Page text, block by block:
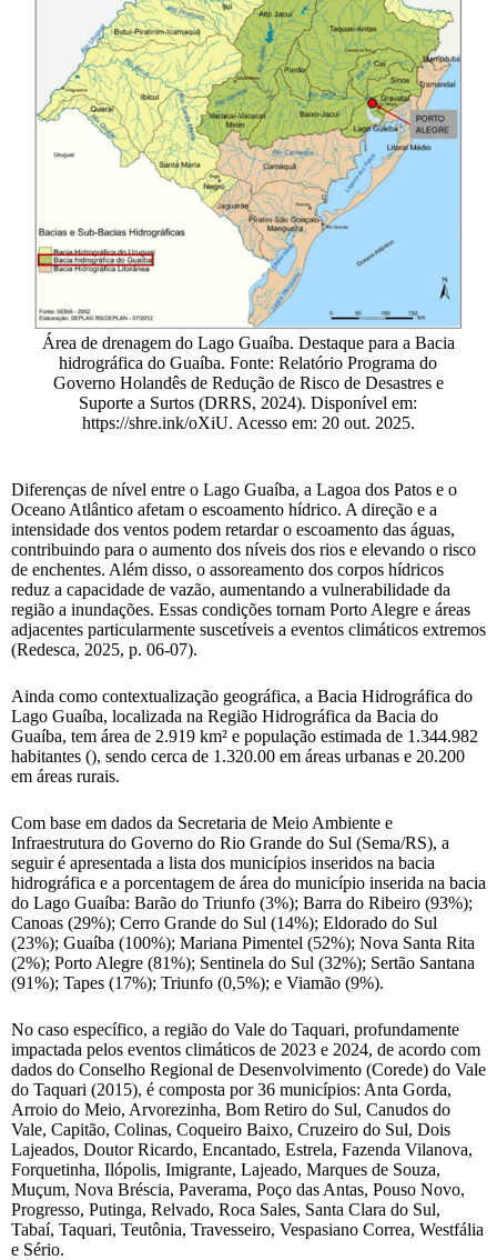
Área de drenagem do Lago Guaíba. Destaque para a Bacia
hidrográfica do Guaíba. Fonte: Relatório Programa do
Governo Holandês de Redução de Risco de Desastres e
Suporte a Surtos (DRRS, 2024). Disponível em:
https://shre.ink/oXiU. Acesso em: 20 out. 2025.
Diferenças de nível entre o Lago Guaíba, a Lagoa dos Patos e o
Oceano Atlântico afetam o escoamento hídrico. A direção e a
intensidade dos ventos podem retardar o escoamento das águas,
contribuindo para o aumento dos níveis dos rios e elevando o risco
de enchentes. Além disso, o assoreamento dos corpos hídricos
reduz a capacidade de vazão, aumentando a vulnerabilidade da
região a inundações. Essas condições tornam Porto Alegre e áreas
adjacentes particularmente suscetíveis a eventos climáticos extremos
(Redesca, 2025, p. 06-07).
Ainda como contextualização geográfica, a Bacia Hidrográfica do
Lago Guaíba, localizada na Região Hidrográfica da Bacia do
Guaíba, tem área de 2.919 km² e população estimada de 1.344.982
habitantes (), sendo cerca de 1.320.00 em áreas urbanas e 20.200
em áreas rurais.
Com base em dados da Secretaria de Meio Ambiente e
Infraestrutura do Governo do Rio Grande do Sul (Sema/RS), a
seguir é apresentada a lista dos municípios inseridos na bacia
hidrográfica e a porcentagem de área do município inserida na bacia
do Lago Guaíba: Barão do Triunfo (3%); Barra do Ribeiro (93%);
Canoas (29%); Cerro Grande do Sul (14%); Eldorado do Sul
(23%); Guaíba (100%); Mariana Pimentel (52%); Nova Santa Rita
(2%); Porto Alegre (81%); Sentinela do Sul (32%); Sertão Santana
(91%); Tapes (17%); Triunfo (0,5%); e Viamão (9%).
No caso específico, a região do Vale do Taquari, profundamente
impactada pelos eventos climáticos de 2023 e 2024, de acordo com
dados do Conselho Regional de Desenvolvimento (Corede) do Vale
do Taquari (2015), é composta por 36 municípios: Anta Gorda,
Arroio do Meio, Arvorezinha, Bom Retiro do Sul, Canudos do
Vale, Capitão, Colinas, Coqueiro Baixo, Cruzeiro do Sul, Dois
Lajeados, Doutor Ricardo, Encantado, Estrela, Fazenda Vilanova,
Forquetinha, Ilópolis, Imigrante, Lajeado, Marques de Souza,
Muçum, Nova Bréscia, Paverama, Poço das Antas, Pouso Novo,
Progresso, Putinga, Relvado, Roca Sales, Santa Clara do Sul,
Tabaí, Taquari, Teutônia, Travesseiro, Vespasiano Correa, Westfália
e Sério.